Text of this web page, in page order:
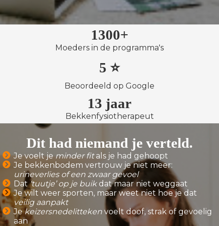
1300+
Moeders in de programma's
5 ⭐️
Beoordeeld op Google
13 jaar
Bekkenfysiotherapeut
Dit had niemand je verteld.
Je voelt jeminder fitals je had gehoopt
Je bekkenbodem vertrouw je niet meer:
urineverlies ofeen zwaar gevoel
Dat‘tuutje’ op je buikdat maar niet weggaat
Je wilt weer sporten, maar weet niet hoe je dat
veilig aanpakt
Jekeizersnedelitteken voelt doof, strak of gevoelig
aan